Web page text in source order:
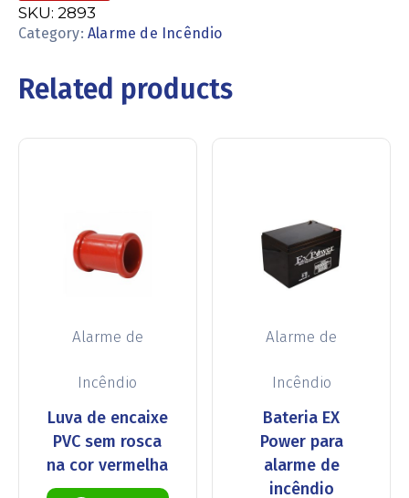
SKU: 2893
Category: Alarme de Incêndio
Related products
Alarme de
Incêndio
Luva de encaixe
PVC sem rosca
na cor vermelha
Alarme de
Incêndio
Bateria EX
Power para
alarme de
incêndio